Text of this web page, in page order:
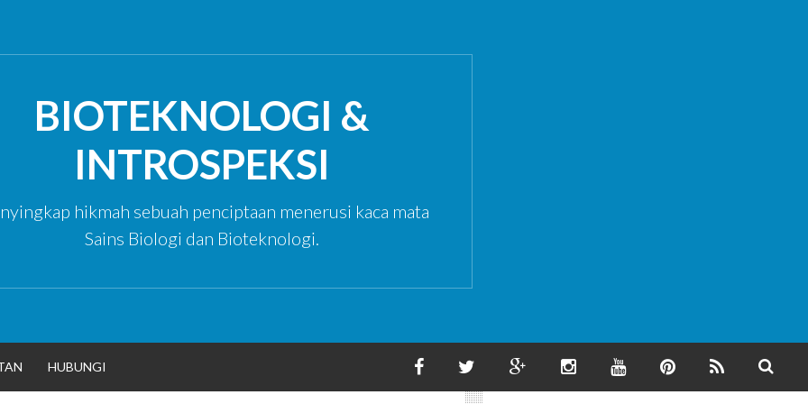
BIOTEKNOLOGI &
INTROSPEKSI
hikmah sebuah penciptaan menerusi kaca mata
Sains Biologi dan Bioteknologi.
HUBUNGI
I